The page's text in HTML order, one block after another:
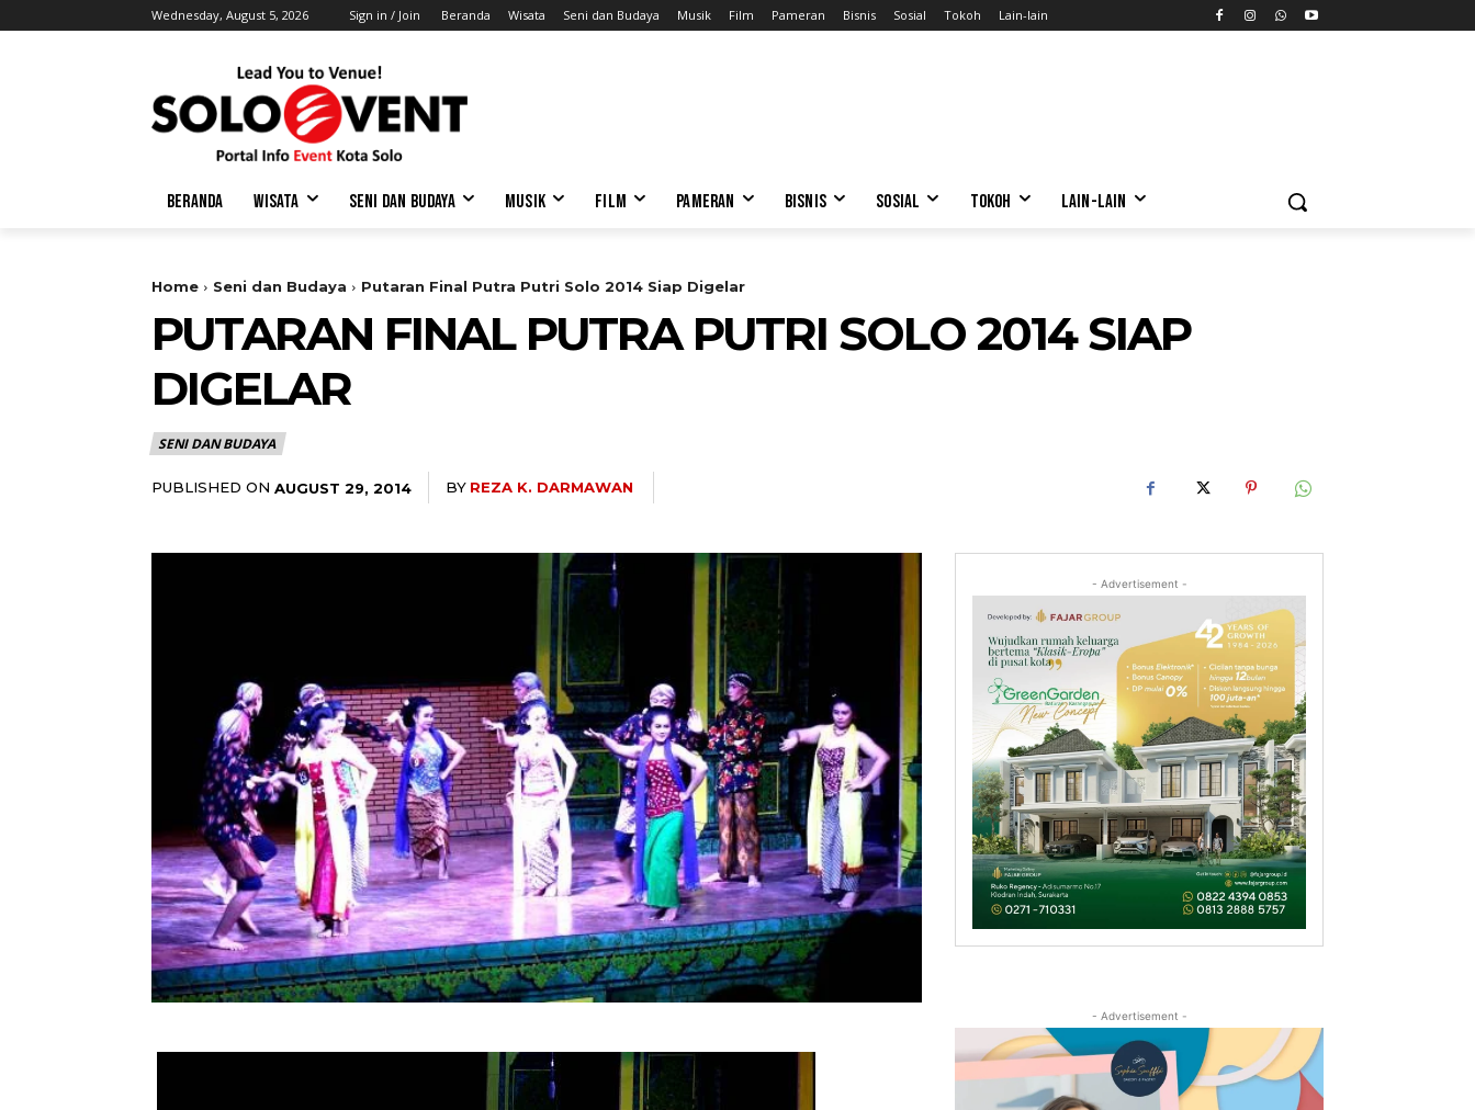
Wednesday, August 5, 2026 Sign in / Join Beranda Wisata Seni dan Budaya Musik Film Pameran Bisnis Sosial Tokoh Lain-lain
BERANDA WISATA SENI DAN BUDAYA MUSIK FILM PAMERAN BISNIS SOSIAL TOKOH LAIN-LAIN
Home Seni dan Budaya Putaran Final Putra Putri Solo 2014 Siap Digelar
PUTARAN FINAL PUTRA PUTRI SOLO 2014 SIAP
DIGELAR
SENI DAN BUDAYA
PUBLISHED ON AUGUST 29, 2014 BY REZA K. DARMAWAN
- Advertisement -
- Advertisement -